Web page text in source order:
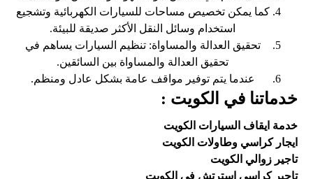
كما يمكن تخصيص مساحات للسيارات الكهربائية وتشجيع
استخدام وسائل النقل الأكثر صديقة للبيئة.
تحقيق العدالة والمساواة: تنظيم السيارات يساهم في
تحقيق العدالة والمساواة بين السائقين.
عندما يتم توفير مواقف عامة بشكل عادل ومنظم.
خدماتنا في الكويت :
خدمة ايقاف السيارات الكويت
ايجار كراسي وطاولات الكويت
تاجير زوالي الكويت
تاجير كراسي استرتش في الكويت